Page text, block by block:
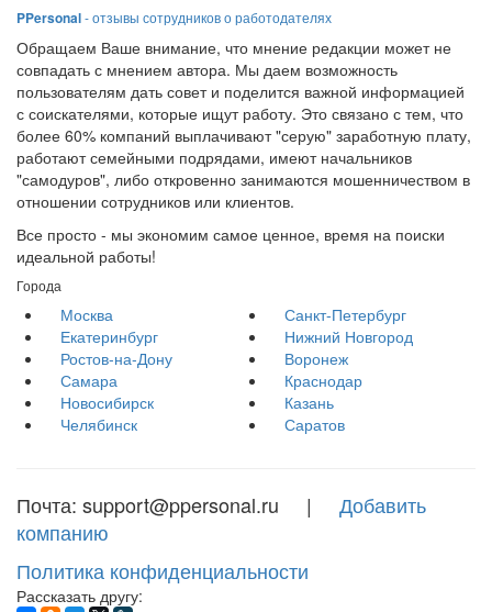
PPersonal- отзывы сотрудников о работодателях
Обращаем Ваше внимание, что мнение редакции может не
совпадать с мнением автора. Мы даем возможность
пользователям дать совет и поделится важной информацией
с соискателями, которые ищут работу. Это связано с тем, что
более 60% компаний выплачивают "серую" заработную плату,
работают семейными подрядами, имеют начальников
"самодуров", либо откровенно занимаются мошенничеством в
отношении сотрудников или клиентов.
Все просто - мы экономим самое ценное, время на поиски
идеальной работы!
Города
Москва
Санкт-Петербург
Екатеринбург
Нижний Новгород
Ростов-на-Дону
Воронеж
Самара
Краснодар
Новосибирск
Казань
Челябинск
Саратов
Почта: support@ppersonal.ru | Добавить
компанию
Политика конфиденциальности
Рассказать другу: